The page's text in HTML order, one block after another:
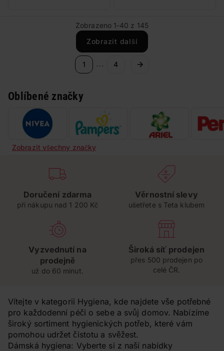
Zobrazeno 1-40 z 145
Zobrazit další
1 ... 4
Oblíbené značky
Zobrazit všechny značky
Doručení zdarma
při nákupu nad 1 200 Kč
Věrnostní slevy
ušetřete s Teta klubem
Vyzvednutí na
prodejně
už do 60 minut.
Široká síť prodejen
přes 500 prodejen po
celé ČR.
Vítejte v kategorii Hygiena, kde najdete vše potřebné
pro každodenní péči o sebe a svůj domov. Nabízíme
široký sortiment hygienických potřeb, které vám
pomohou udržet čistotu a svěžest.
Dámská hygiena: Vyberte si z naší nabídky